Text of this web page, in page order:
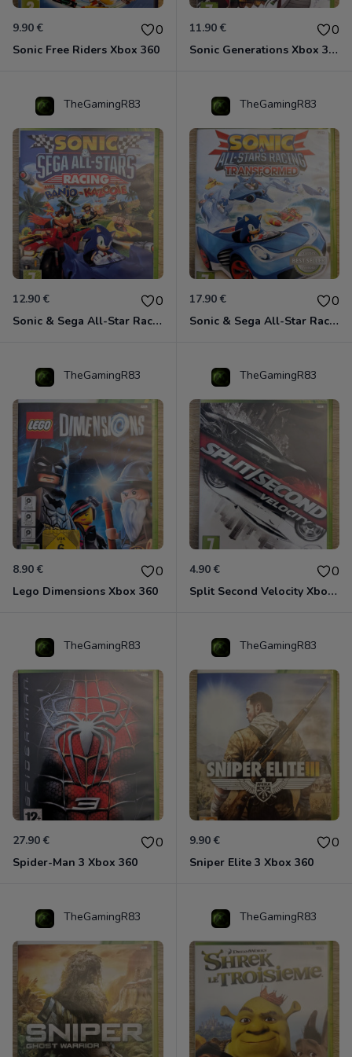
9.90 € 0
Sonic Free Riders Xbox 360
11.90 € 0
Sonic Generations Xbox 360
TheGamingR83
12.90 € 0
Sonic & Sega All-Star Racing avec Banjo-Kazooie Xbox 360
TheGamingR83
17.90 € 0
Sonic & Sega All-Star Racing - Transformed Xbox 360
TheGamingR83
8.90 € 0
Lego Dimensions Xbox 360
TheGamingR83
4.90 € 0
Split Second Velocity Xbox 360
TheGamingR83
27.90 € 0
Spider-Man 3 Xbox 360
TheGamingR83
9.90 € 0
Sniper Elite 3 Xbox 360
TheGamingR83 TheGamingR83